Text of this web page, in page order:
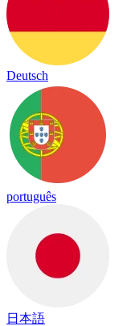
Deutsch
português
日本語